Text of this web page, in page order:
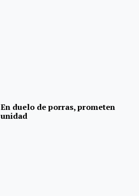
En duelo de porras, prometen
unidad